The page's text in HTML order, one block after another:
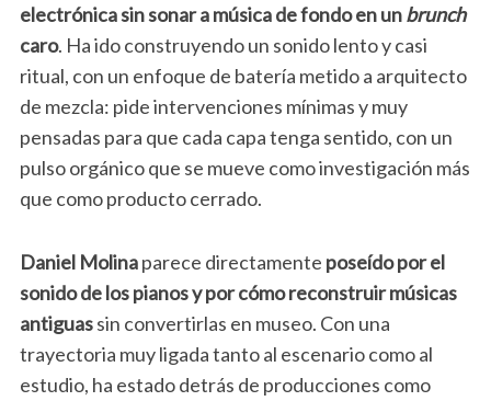
electrónica sin sonar a música de fondo en unbrunch
caro. Ha ido construyendo un sonido lento y casi
ritual, con un enfoque de batería metido a arquitecto
de mezcla: pide intervenciones mínimas y muy
pensadas para que cada capa tenga sentido, con un
pulso orgánico que se mueve como investigación más
que como producto cerrado.
Daniel Molinaparece directamente poseído por el
sonido de los pianos y por cómo reconstruir músicas
antiguassin convertirlas en museo. Con una
trayectoria muy ligada tanto al escenario como al
estudio, ha estado detrás de producciones como